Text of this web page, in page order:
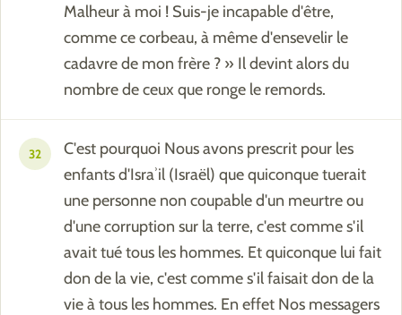
Malheur à moi ! Suis-je incapable d'être,
comme ce corbeau, à même d'ensevelir le
cadavre de mon frère ? » Il devint alors du
nombre de ceux que ronge le remords.
32
C'est pourquoi Nous avons prescrit pour les
enfants d'Israʾil (Israël) que quiconque tuerait
une personne non coupable d'un meurtre ou
d'une corruption sur la terre, c'est comme s'il
avait tué tous les hommes. Et quiconque lui fait
don de la vie, c'est comme s'il faisait don de la
vie à tous les hommes. En effet Nos messagers